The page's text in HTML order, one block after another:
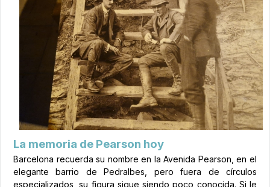
La memoria de Pearson hoy
Barcelona recuerda su nombre en la Avenida Pearson, en el
elegante barrio de Pedralbes, pero fuera de círculos
especializados, su figura sigue siendo poco conocida. Si le